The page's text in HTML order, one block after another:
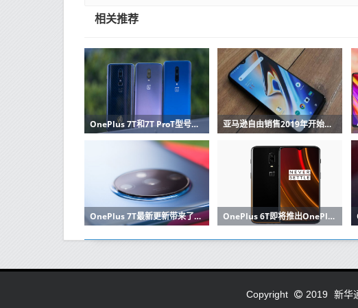
相关推荐
OnePlus 7T和7T ProT型号有空间吗 亚马逊自由销售2019年开始One plus 7和OnePlus 7 Pro的巨大折扣
OnePlus 7T最新更新带来了重要的相机改进 OnePlus 6T即将推出OnePlus 6在这些方面将有所不同
Copyright 2019 新华